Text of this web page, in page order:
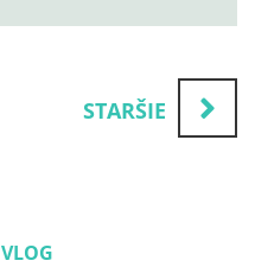
STARŠIE
VLOG